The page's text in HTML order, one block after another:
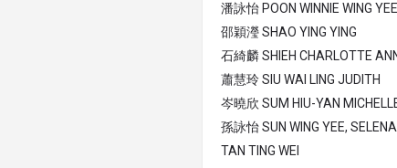
潘詠怡 POON WINNIE WING YEE
邵穎瀅 SHAO YING YING
石綺麟 SHIEH CHARLOTTE
蕭慧玲 SIU WAI LING JUDITH
岑曉欣 SUM HIU-YAN
孫詠怡 SUN WING YEE, SELENA
TAN TING WEI